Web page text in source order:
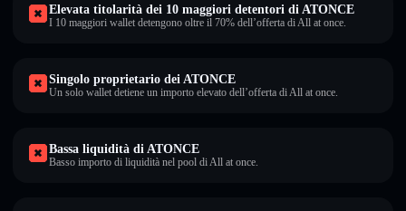
Elevata titolarità dei 10 maggiori detentori di ATONCE
I 10 maggiori wallet detengono oltre il 70% dell’offerta di All at once.
Singolo proprietario dei ATONCE
Un solo wallet detiene un importo elevato dell’offerta di All at once.
Bassa liquidità di ATONCE
Basso importo di liquidità nel pool di All at once.